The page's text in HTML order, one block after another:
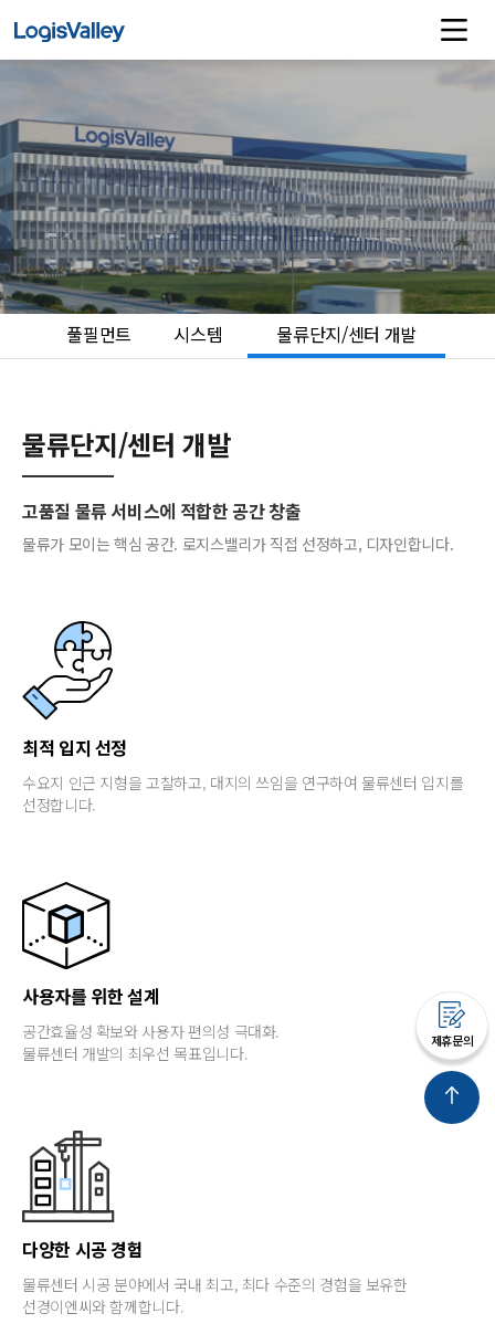
제휴문의
풀필먼트 시스템 물류단지/센터 개발
물류단지/센터 개발
고품질 물류 서비스에 적합한 공간 창출
물류가 모이는 핵심 공간. 로지스밸리가 직접 선정하고, 디자인합니다.
최적 입지 선정
수요지 인근 지형을 고찰하고, 대지의 쓰임을 연구하여 물류센터 입지를
선정합니다.
사용자를 위한 설계
공간효율성 확보와 사용자 편의성 극대화.
물류센터 개발의 최우선 목표입니다.
다양한 시공 경험
물류센터 시공 분야에서 국내 최고, 최다 수준의 경험을 보유한
선경이엔씨와 함께합니다.